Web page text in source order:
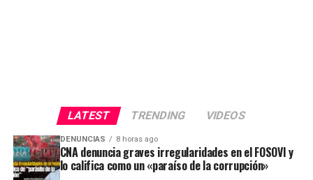
LATEST TRENDING VIDEOS
DENUNCIAS 8 horas ago
CNA denuncia graves irregularidades en el FOSOVI y
lo califica como un «paraíso de la corrupción»